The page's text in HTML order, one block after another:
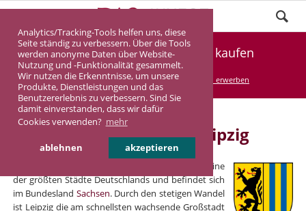
Analytics/Tracking-Tools helfen uns, diese
Seite ständig zu verbessern. Über die Tools
werden anonyme Daten über Website-
Nutzung und -Funktionalität gesammelt.
Wir nutzen die Erkenntnisse, um unsere
Produkte, Dienstleistungen und das
Benutzererlebnis zu verbessern. Sind Sie
damit einverstanden, dass wir dafür
Cookies verwenden? mehr
ablehnen akzeptieren
Renditeimmobilie in Leipzig kaufen
DASINVEST Service Renditeimmobilien erwerben
Renditeimmobilien in Leipzig
Leipzig ist mit seinen rund 530.000 Einwohnern eine
der größten Städte Deutschlands und befindet sich
im Bundesland Sachsen. Durch den stetigen Wandel
ist Leipzig die am schnellsten wachsende Großstadt